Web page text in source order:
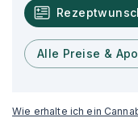
Alle Preise &
Wie erhalte ich ein